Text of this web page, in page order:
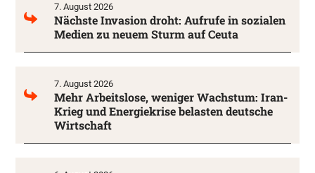
7. August 2026
Nächste Invasion droht: Aufrufe in sozialen
Medien zu neuem Sturm auf Ceuta
7. August 2026
Mehr Arbeitslose, weniger Wachstum: Iran-
Krieg und Energiekrise belasten deutsche
Wirtschaft